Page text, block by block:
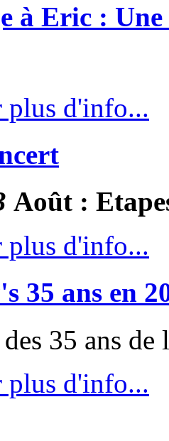
à Eric : Une
plus d'info...
Août :
plus d'info...
35 ans en
35 ans
plus d'info...